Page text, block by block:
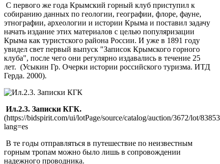
С первого же года Крымский горный клуб приступил к
собиранию данных по геологии, географии, флоре, фауне,
этнографии, археологии и истории Крыма и поставил задачу
начать издание этих материалов с целью популяризации
Крыма как туристского района России. И уже в 1891 году
увидел свет первый выпуск "Записок Крымского горного
клуба", после чего они регулярно издавались в течение 25
лет. (Усыкин Гр. Очерки истории российского туризма. ИТД
Герда. 2000).
Ил.2.3. Записки КГК.
(https://bidspirit.com/ui/lotPage/source/catalog/auction/3672/lot/
lang=es
В те годы отправляться в путешествие по неизвестным
горным тропам можно было лишь в сопровождении
надежного проводника.